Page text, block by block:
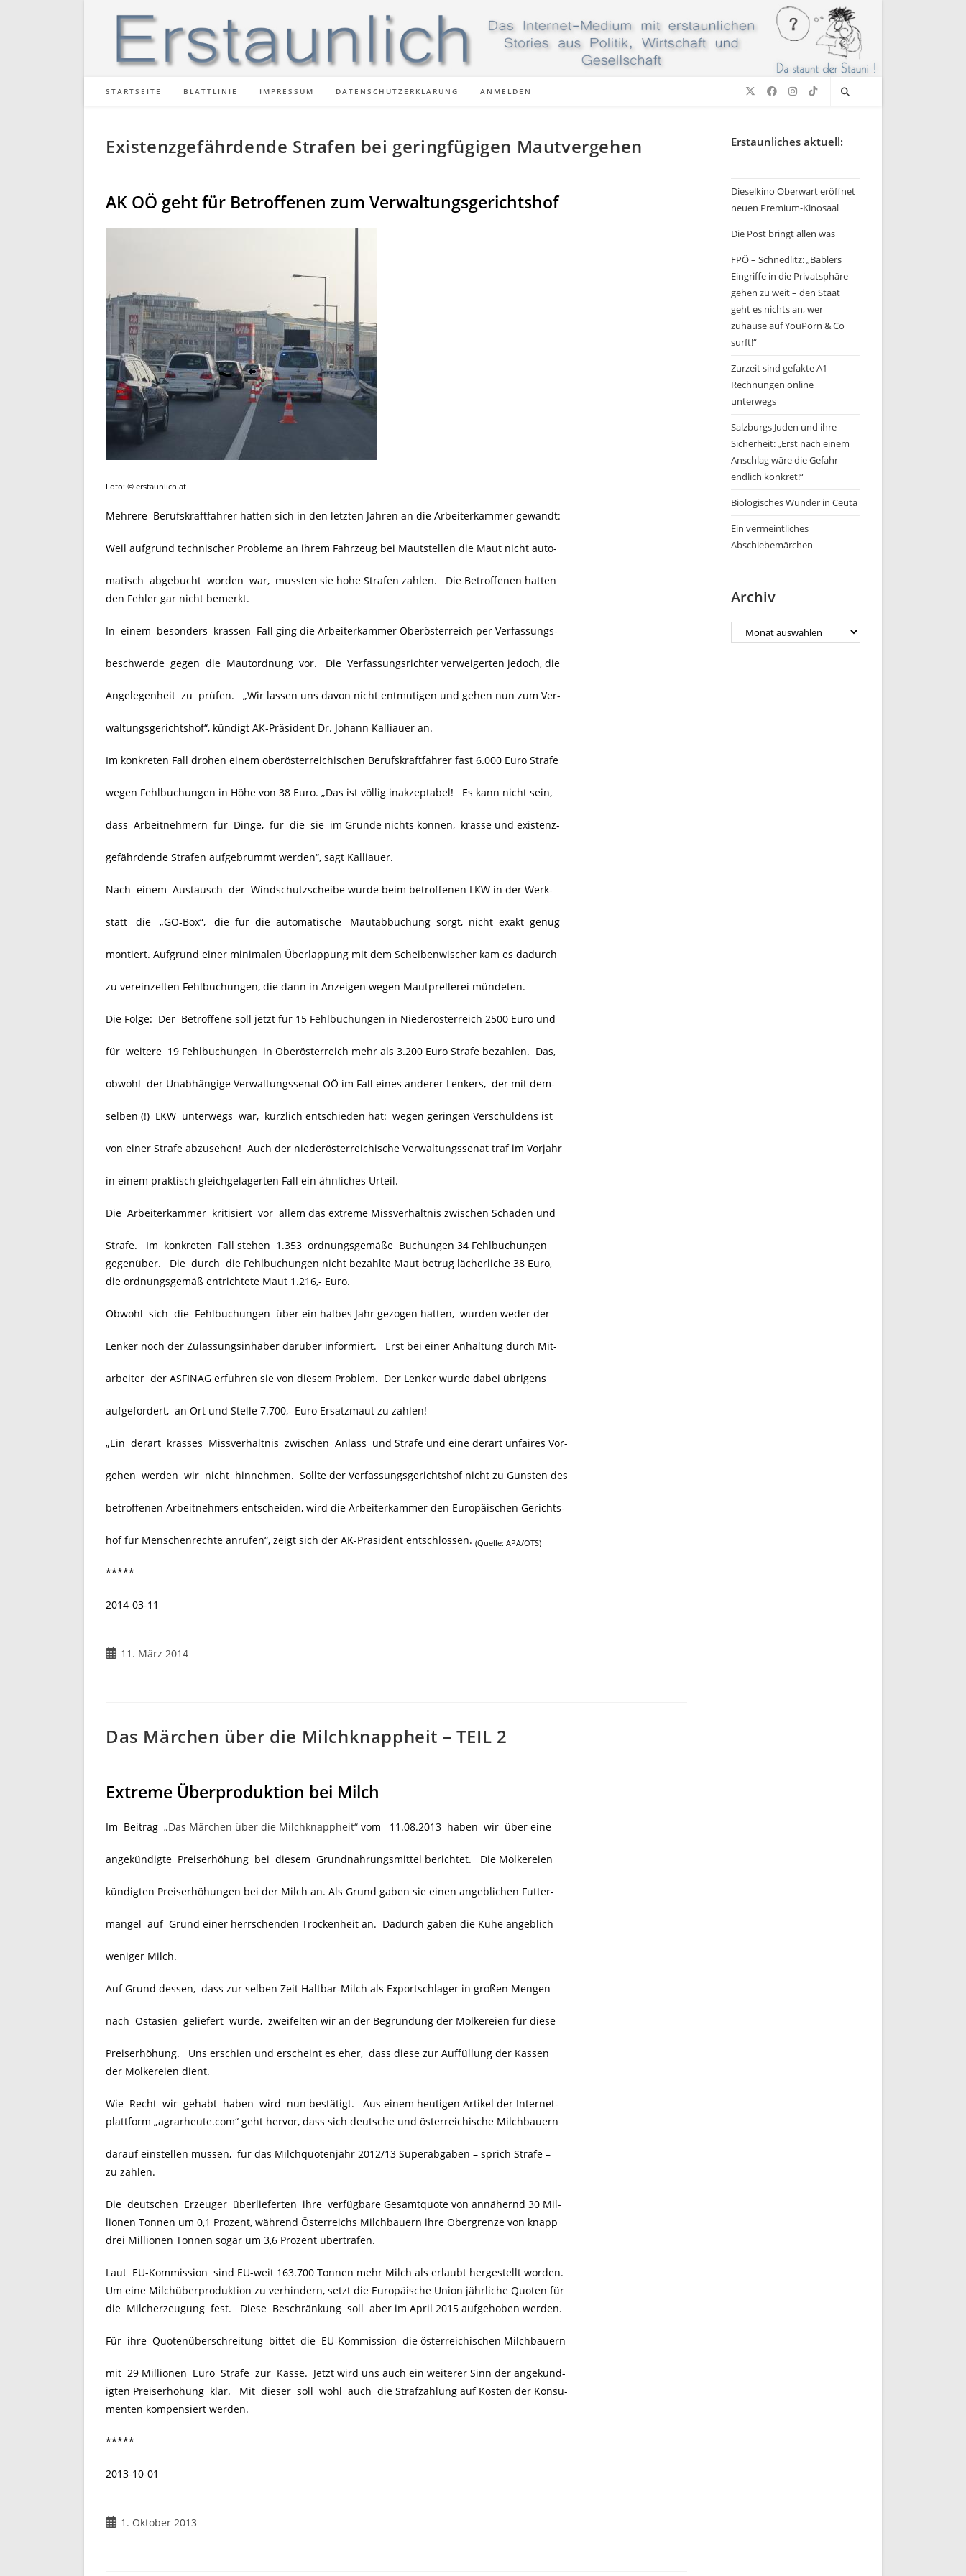
STARTSEITE BLATTLINIE IMPRESSUM DATENSCHUTZERKLÄRUNG ANMELDEN
Existenzgefährdende Strafen bei geringfügigen Mautvergehen
AK OÖ geht für Betroffenen zum Verwaltungsgerichtshof
Foto: © erstaunlich.at
Mehrere Berufskraftfahrer hatten sich in den letzten Jahren an die Arbeiterkammer gewandt:
Weil aufgrund technischer Probleme an ihrem Fahrzeug bei Mautstellen die Maut nicht auto-
matisch abgebucht worden war, mussten sie hohe Strafen zahlen. Die Betroffenen hatten
den Fehler gar nicht bemerkt.
In einem besonders krassen Fall ging die Arbeiterkammer Oberösterreich per Verfassungs-
beschwerde gegen die Mautordnung vor. Die Verfassungsrichter verweigerten jedoch, die
Angelegenheit zu prüfen. „Wir lassen uns davon nicht entmutigen und gehen nun zum Ver-
waltungsgerichtshof“, kündigt AK-Präsident Dr. Johann Kalliauer an.
Im konkreten Fall drohen einem oberösterreichischen Berufskraftfahrer fast 6.000 Euro Strafe
wegen Fehlbuchungen in Höhe von 38 Euro. „Das ist völlig inakzeptabel! Es kann nicht sein,
dass Arbeitnehmern für Dinge, für die sie im Grunde nichts können, krasse und existenz-
gefährdende Strafen aufgebrummt werden“, sagt Kalliauer.
Nach einem Austausch der Windschutzscheibe wurde beim betroffenen LKW in der Werk-
statt die „GO-Box“, die für die automatische Mautabbuchung sorgt, nicht exakt genug
montiert. Aufgrund einer minimalen Überlappung mit dem Scheibenwischer kam es dadurch
zu vereinzelten Fehlbuchungen, die dann in Anzeigen wegen Mautprellerei mündeten.
Die Folge: Der Betroffene soll jetzt für 15 Fehlbuchungen in Niederösterreich 2500 Euro und
für weitere 19 Fehlbuchungen in Oberösterreich mehr als 3.200 Euro Strafe bezahlen. Das,
obwohl der Unabhängige Verwaltungssenat OÖ im Fall eines anderer Lenkers, der mit dem-
selben (!) LKW unterwegs war, kürzlich entschieden hat: wegen geringen Verschuldens ist
von einer Strafe abzusehen! Auch der niederösterreichische Verwaltungssenat traf im Vorjahr
in einem praktisch gleichgelagerten Fall ein ähnliches Urteil.
Die Arbeiterkammer kritisiert vor allem das extreme Missverhältnis zwischen Schaden und
Strafe. Im konkreten Fall stehen 1.353 ordnungsgemäße Buchungen 34 Fehlbuchungen
gegenüber. Die durch die Fehlbuchungen nicht bezahlte Maut betrug lächerliche 38 Euro,
die ordnungsgemäß entrichtete Maut 1.216,- Euro.
Obwohl sich die Fehlbuchungen über ein halbes Jahr gezogen hatten, wurden weder der
Lenker noch der Zulassungsinhaber darüber informiert. Erst bei einer Anhaltung durch Mit-
arbeiter der ASFINAG erfuhren sie von diesem Problem. Der Lenker wurde dabei übrigens
aufgefordert, an Ort und Stelle 7.700,- Euro Ersatzmaut zu zahlen!
„Ein derart krasses Missverhältnis zwischen Anlass und Strafe und eine derart unfaires Vor-
gehen werden wir nicht hinnehmen. Sollte der Verfassungsgerichtshof nicht zu Gunsten des
betroffenen Arbeitnehmers entscheiden, wird die Arbeiterkammer den Europäischen Gerichts-
hof für Menschenrechte anrufen“, zeigt sich der AK-Präsident entschlossen. (Quelle: APA/OTS)
*****
2014-03-11
Beitrag11. März 2014
Das Märchen über die Milchknappheit – TEIL 2
Extreme Überproduktion bei Milch
Im Beitrag „Das Märchen über die Milchknappheit“ vom 11.08.2013 haben wir über eine
angekündigte Preiserhöhung bei diesem Grundnahrungsmittel berichtet. Die Molkereien
kündigten Preiserhöhungen bei der Milch an. Als Grund gaben sie einen angeblichen Futter-
mangel auf Grund einer herrschenden Trockenheit an. Dadurch gaben die Kühe angeblich
weniger Milch.
Auf Grund dessen, dass zur selben Zeit Haltbar-Milch als Exportschlager in großen Mengen
nach Ostasien geliefert wurde, zweifelten wir an der Begründung der Molkereien für diese
Preiserhöhung. Uns erschien und erscheint es eher, dass diese zur Auffüllung der Kassen
der Molkereien dient.
Wie Recht wir gehabt haben wird nun bestätigt. Aus einem heutigen Artikel der Internet-
plattform „agrarheute.com“ geht hervor, dass sich deutsche und österreichische Milchbauern
darauf einstellen müssen, für das Milchquotenjahr 2012/13 Superabgaben – sprich Strafe –
zu zahlen.
Die deutschen Erzeuger überlieferten ihre verfügbare Gesamtquote von annähernd 30 Mil-
lionen Tonnen um 0,1 Prozent, während Österreichs Milchbauern ihre Obergrenze von knapp
drei Millionen Tonnen sogar um 3,6 Prozent übertrafen.
Laut EU-Kommission sind EU-weit 163.700 Tonnen mehr Milch als erlaubt hergestellt worden.
Um eine Milchüberproduktion zu verhindern, setzt die Europäische Union jährliche Quoten für
die Milcherzeugung fest. Diese Beschränkung soll aber im April 2015 aufgehoben werden.
Für ihre Quotenüberschreitung bittet die EU-Kommission die österreichischen Milchbauern
mit 29 Millionen Euro Strafe zur Kasse. Jetzt wird uns auch ein weiterer Sinn der angekünd-
igten Preiserhöhung klar. Mit dieser soll wohl auch die Strafzahlung auf Kosten der Konsu-
menten kompensiert werden.
*****
2013-10-01
Beitrag1. Oktober 2013
Erstaunliches aktuell:
Dieselkino Oberwart eröffnet
neuen Premium-Kinosaal
Die Post bringt allen was
FPÖ – Schnedlitz: „Bablers
Eingriffe in die Privatsphäre
gehen zu weit – den Staat
geht es nichts an, wer
zuhause auf YouPorn & Co
surft!“
Zurzeit sind gefakte A1-
Rechnungen online
unterwegs
Salzburgs Juden und ihre
Sicherheit: „Erst nach einem
Anschlag wäre die Gefahr
endlich konkret!“
Biologisches Wunder in Ceuta
Ein vermeintliches
Abschiebemärchen
Archiv
Archiv